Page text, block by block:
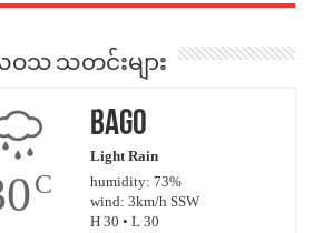
ဝသ သတင်းများ
C
Bago
Light Rain
humidity: 73%
wind: 3km/h SSW
H 30 • L 30